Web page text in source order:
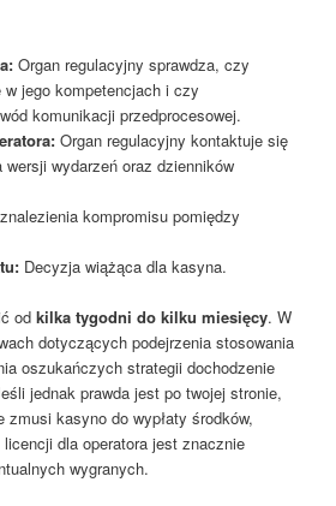
Organ regulacyjny sprawdza, czy
jego kompetencjach i czy
komunikacji przedprocesowej.
Organ regulacyjny kontaktuje się
wydarzeń oraz dzienników
kompromisu pomiędzy
Decyzja wiążąca dla kasyna.
odkilka tygodni do kilku miesięcy. W
dotyczących podejrzenia stosowania
oszukańczych strategii dochodzenie
jednak prawda jest po twojej stronie,
zmusi kasyno do wypłaty środków,
dla operatora jest znacznie
wygranych.